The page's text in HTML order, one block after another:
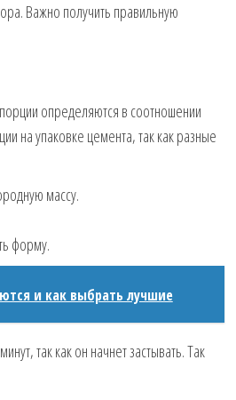
Важно получить правильную
определяются в соотношении
на упаковке цемента, так как разные
массу.
форму.
и как выбрать лучшие
так как он начнет застывать. Так